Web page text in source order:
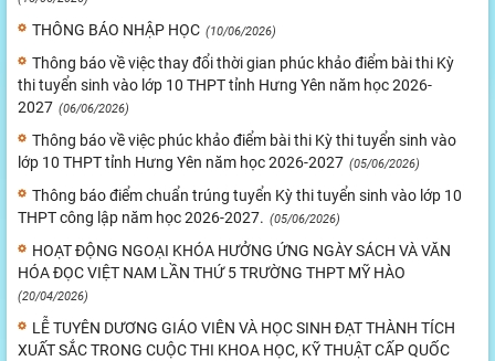
THÔNG BÁO NHẬP HỌC (10/06/2026)
Thông báo về việc thay đổi thời gian phúc khảo điểm bài thi Kỳ
thi tuyển sinh vào lớp 10 THPT tỉnh Hưng Yên năm học 2026-
2027 (06/06/2026)
Thông báo về việc phúc khảo điểm bài thi Kỳ thi tuyển sinh vào
lớp 10 THPT tỉnh Hưng Yên năm học 2026-2027 (05/06/2026)
Thông báo điểm chuẩn trúng tuyển Kỳ thi tuyển sinh vào lớp 10
THPT công lập năm học 2026-2027. (05/06/2026)
HOẠT ĐỘNG NGOẠI KHÓA HƯỞNG ỨNG NGÀY SÁCH VÀ VĂN
HÓA ĐỌC VIỆT NAM LẦN THỨ 5 TRƯỜNG THPT MỸ HÀO
(20/04/2026)
LỄ TUYÊN DƯƠNG GIÁO VIÊN VÀ HỌC SINH ĐẠT THÀNH TÍCH
XUẤT SẮC TRONG CUỘC THI KHOA HỌC, KỸ THUẬT CẤP QUỐC